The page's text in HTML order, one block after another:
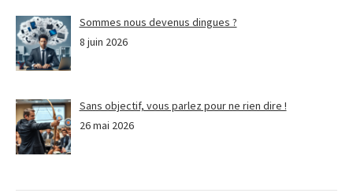
Sommes nous devenus dingues ?
8 juin 2026
Sans objectif, vous parlez pour ne rien dire !
26 mai 2026